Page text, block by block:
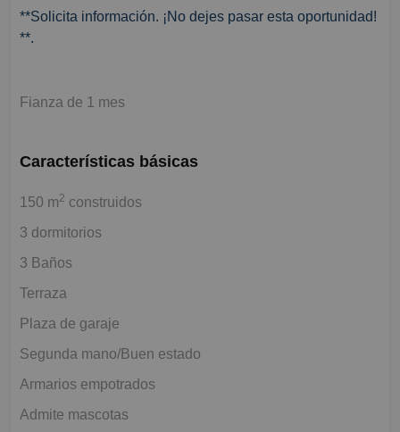
**Solicita información. ¡No dejes pasar esta oportunidad!
**.
Fianza de 1 mes
Características básicas
150 m2 construidos
3 dormitorios
3 Baños
Terraza
Plaza de garaje
Segunda mano/Buen estado
Armarios empotrados
Admite mascotas